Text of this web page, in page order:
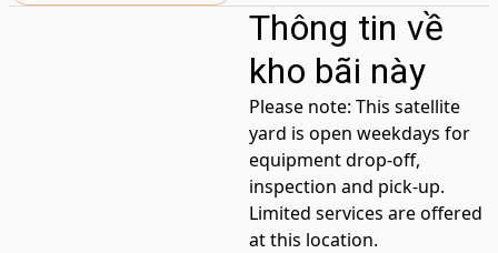
Thông tin về
kho bãi này
Please note: This satellite
yard is open weekdays for
equipment drop-off,
inspection and pick-up.
Limited services are offered
at this location.